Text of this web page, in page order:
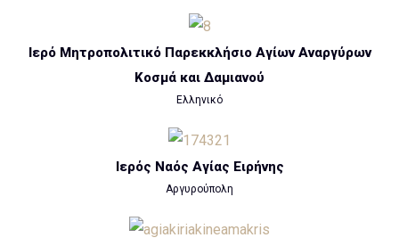
Ιερό Μητροπολιτικό Παρεκκλήσιο Αγίων Αναργύρων
Κοσμά και Δαμιανού
Ελληνικό
Ιερός Ναός Αγίας Ειρήνης
Αργυρούπολη